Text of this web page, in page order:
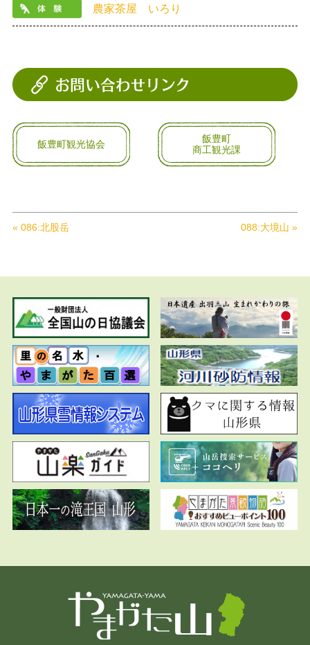
農家茶屋 いろり
飯豊町観光協会
飯豊町
商工観光課
« 086:北股岳 088:大境山 »